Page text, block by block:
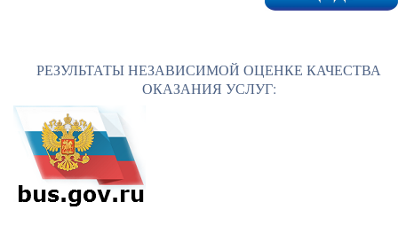
РЕЗУЛЬТАТЫ НЕЗАВИСИМОЙ ОЦЕНКЕ КАЧЕСТВА
ОКАЗАНИЯ УСЛУГ: